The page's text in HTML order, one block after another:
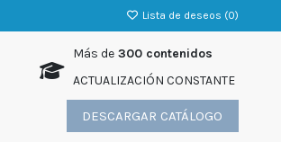
Lista de deseos (0)
Más de 300 contenidos
ACTUALIZACIÓN CONSTANTE
DESCARGAR CATÁLOGO